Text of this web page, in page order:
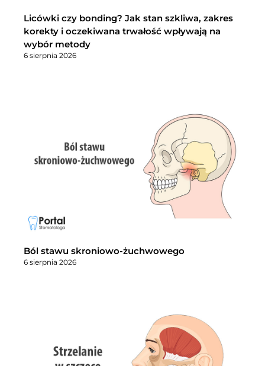
Licówki czy bonding? Jak stan szkliwa, zakres
korekty i oczekiwana trwałość wpływają na
wybór metody
6 sierpnia 2026
Ból stawu skroniowo-żuchwowego
6 sierpnia 2026